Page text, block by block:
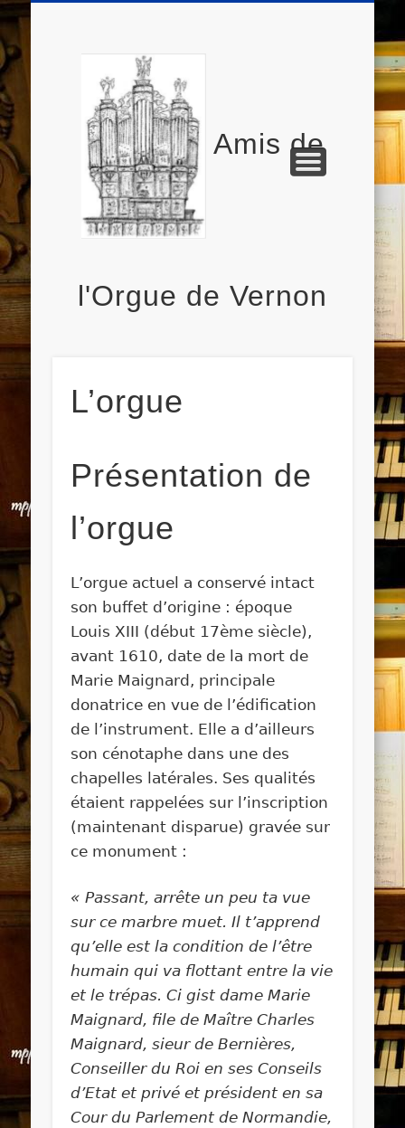
Amis de
l'Orgue de Vernon
L’orgue
Présentation de
l’orgue
L’orgue actuel a conservé intact
son buffet d’origine : époque
Louis XIII (début 17ème siècle),
avant 1610, date de la mort de
Marie Maignard, principale
donatrice en vue de l’édification
de l’instrument. Elle a d’ailleurs
son cénotaphe dans une des
chapelles latérales. Ses qualités
étaient rappelées sur l’inscription
(maintenant disparue) gravée sur
ce monument :
« Passant, arrête un peu ta vue
sur ce marbre muet. Il t’apprend
qu’elle est la condition de l’être
humain qui va flottant entre la vie
et le trépas. Ci gist dame Marie
Maignard, file de Maître Charles
Maignard, sieur de Bernières,
Conseiller du Roi en ses Conseils
d’Etat et privé et président en sa
Cour du Parlement de Normandie,